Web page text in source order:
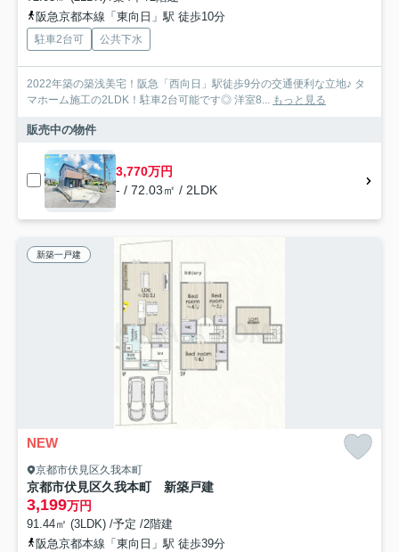
阪急京都本線「東向日」駅 徒歩10分
駐車2台可 公共下水
2022年築の築浅美宅！阪急「西向日」駅徒歩9分の交通便利な立地♪ タ
マホーム施工の2LDK！駐車2台可能です◎ 洋室8...
もっと見る
販売中の物件
3,770万円
- / 72.03㎡ / 2LDK
新築一戸建
NEW
京都市伏見区久我本町
京都市伏見区久我本町 新築戸建
3,199万円
91.44㎡ (3LDK) /予定 /2階建
阪急京都本線「東向日」駅 徒歩39分